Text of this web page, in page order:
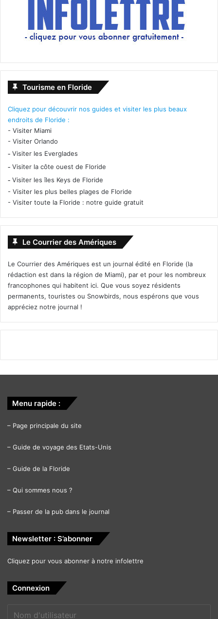
Tourisme en Floride
Cliquez pour découvrir nos guides et visiter les plus beaux
endroits de Floride :
- Visiter Miami
- Visiter Orlando
- Visiter les Everglades
- Visiter la côte ouest de Floride
- Visiter les îles Keys de Floride
- Visiter les plus belles plages de Floride
- Visiter toute la Floride : notre guide gratuit
Le Courrier des Amériques
Le Courrier des Amériques est un journal édité en Floride (la
rédaction est dans la région de Miami), par et pour les nombreux
francophones qui habitent ici. Que vous soyez résidents
permanents, touristes ou Snowbirds, nous espérons que vous
appréciez notre journal !
Menu rapide :
– Page principale du site
– Guide de voyage des Etats-Unis
– Guide de la Floride
– Qui sommes nous ?
– Passer de la pub dans le journal
Newsletter : S’abonner
Cliquez pour vous abonner à notre infolettre
Connexion